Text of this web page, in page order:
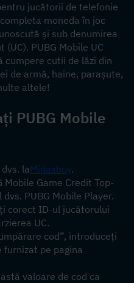
jucătorii de telefonie
moneda în joc
și sub denumirea
PUBG Mobile UC
cutii de lăzi din
de armă, haine, parașute,
altele!
PUBG Mobile
laMidasbuy.
Mobile Game Credit Top-
PUBG Mobile Player.
corect ID-ul jucătorului
UC.
cod”, introduceți
furnizat pe pagina
valoare de cod ca